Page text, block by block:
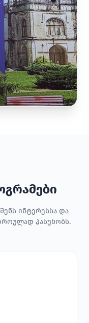
ინტერესსა და
პასუხობს.